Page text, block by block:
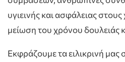
υγιεινής και ασφάλειας
μείωση του χρόνου δουλειάς
Εκφράζουμε τα ειλικρινή μας